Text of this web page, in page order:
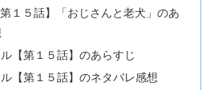
１５話】「おじさんと老犬」のあ
【第１５話】のあらすじ
【第１５話】のネタバレ感想